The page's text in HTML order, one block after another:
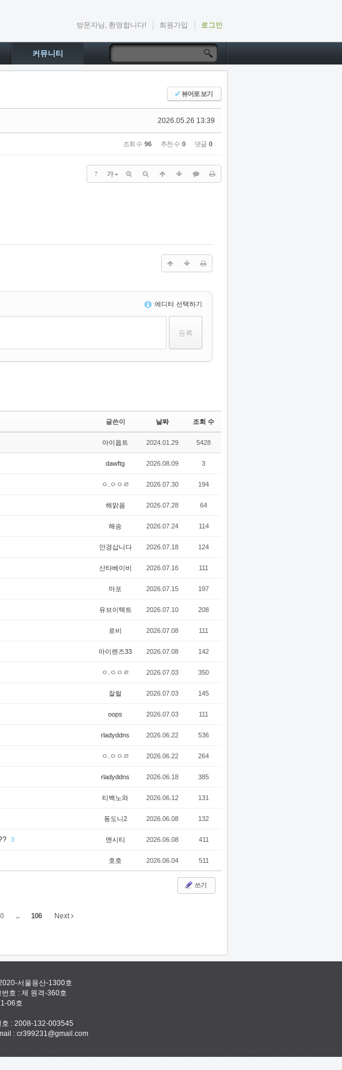
방문자님, 환영합니다! 회원가입 로그인
커뮤니티
✔뷰어로 보기
2026.05.26 13:39
조회 수 96 추천 수 0 댓글 0
? 가
에디터 선택하기
글쓴이 날짜 조회 수
아이옵트 2024.01.29 5428
dawftg 2026.08.09 3
ㅇ.ㅇㅇㄹ 2026.07.30 194
해맑음 2026.07.28 64
해송 2026.07.24 114
안경삽니다 2026.07.18 124
산타베이비 2026.07.16 111
마포 2026.07.15 197
유브이텍트 2026.07.10 208
로비 2026.07.08 111
아이렌즈33 2026.07.08 142
ㅇ.ㅇㅇㄹ 2026.07.03 350
잘럴 2026.07.03 145
oops 2026.07.03 111
rladyddns 2026.06.22 536
ㅇ.ㅇㅇㄹ 2026.06.22 264
rladyddns 2026.06.18 385
티백노와 2026.06.12 131
동도니2 2026.06.08 132
3 맨시티 2026.06.08 411
호호 2026.06.04 511
쓰기
... 106 Next
서울용산-1300호
호 : 제 원격-360호
06호
호 : 2008-132-003545
: cr399231@gmail.com